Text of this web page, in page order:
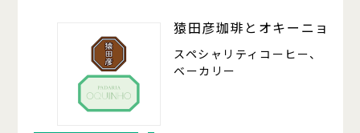
猿田彦珈琲とオキーニョ
スペシャリティコーヒー、
ベーカリー